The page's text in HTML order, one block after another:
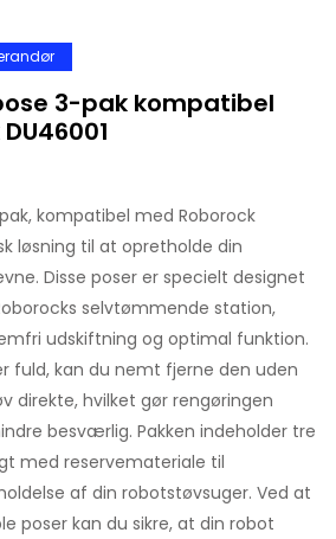
3-pak kompatibel
kompatibel med Roborock
løsning til at opretholde din
Disse poser er specielt designet
selvtømmende station,
udskiftning og optimal funktion.
fuld, kan du nemt fjerne den uden
direkte, hvilket gør rengøringen
besværlig. Pakken indeholder tre
med reservemateriale til
af din robotstøvsuger. Ved at
poser kan du sikre, at din robot